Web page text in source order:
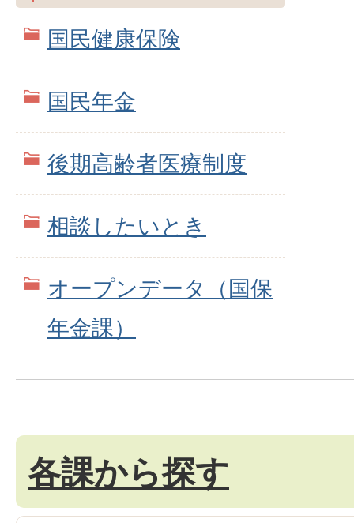
国民健康保険
国民年金
後期高齢者医療制度
相談したいとき
オープンデータ（国保
年金課）
各課から探す